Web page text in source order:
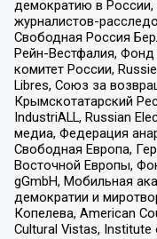
демократию в России,
журналистов-
Свободная Россия
Рейн-Вестфалия,
комитет России,
Libres, Союз за
Крымскотатарский
IndustriALL, Russian
медиа, Федерация
Свободная Европа,
Восточной Европы,
gGmbH, Мобильная
демократии и
Копелева, American
Cultural Vistas,